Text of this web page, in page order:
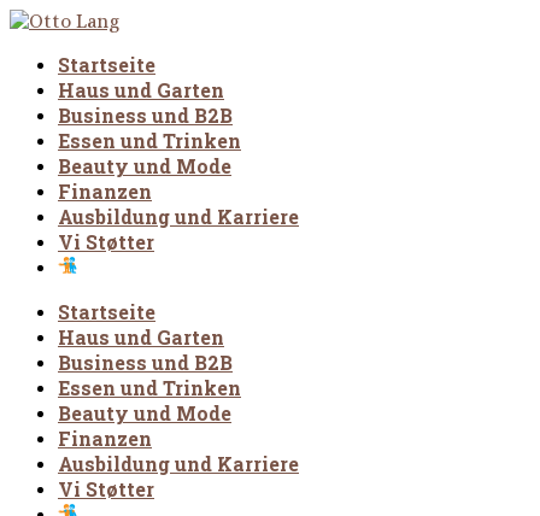
Startseite
Haus und Garten
Business und B2B
Essen und Trinken
Beauty und Mode
Finanzen
Ausbildung und Karriere
Vi Støtter
Startseite
Haus und Garten
Business und B2B
Essen und Trinken
Beauty und Mode
Finanzen
Ausbildung und Karriere
Vi Støtter